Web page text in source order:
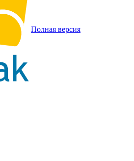
Полная версия